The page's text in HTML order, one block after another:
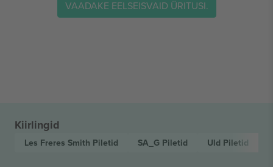
VAADAKE EELSEISVAID ÜRITUSI.
Kiirlingid
Les Freres Smith Piletid SA_G Piletid Uld Piletid